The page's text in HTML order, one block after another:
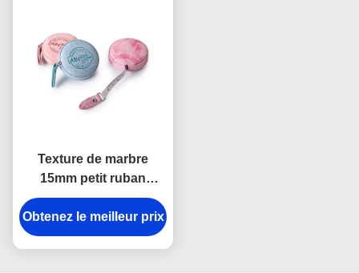
Texture de marbre
15mm petit ruban
métrique escamotable
de corps de logo de
Debossing
Obtenez le meilleur prix